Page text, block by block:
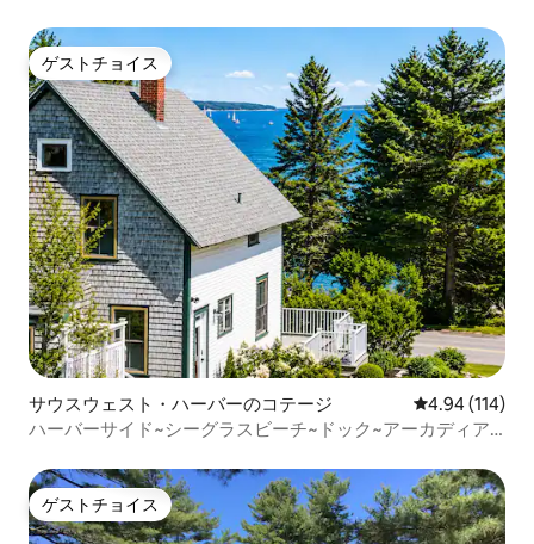
ゲストチョイス
ゲストチョイス
サウスウェスト・ハーバーのコテージ レビュー114
4.94 (114)
ハーバーサイド~シーグラスビーチ~ドック~アーカディア
ゲストチョイス
ゲストチョイス